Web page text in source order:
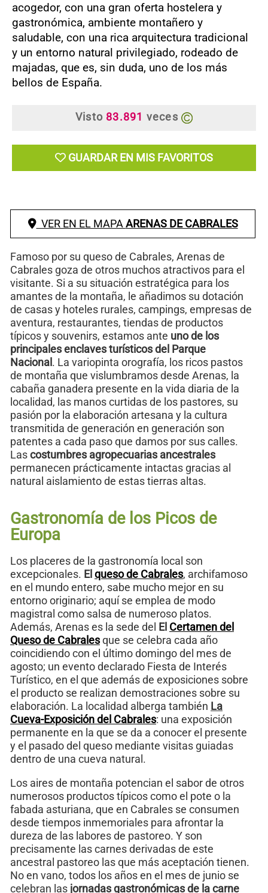
acogedor, con una gran oferta hostelera y
gastronómica, ambiente montañero y
saludable, con una rica arquitectura tradicional
y un entorno natural privilegiado, rodeado de
majadas, que es, sin duda, uno de los más
bellos de España.
Visto 83.891 veces
GUARDAR EN MIS FAVORITOS
VER EN EL MAPA ARENAS DE CABRALES
Famoso por su queso de Cabrales, Arenas de
Cabrales goza de otros muchos atractivos para el
visitante. Si a su situación estratégica para los
amantes de la montaña, le añadimos su dotación
de casas y hoteles rurales, campings, empresas de
aventura, restaurantes, tiendas de productos
típicos y souvenirs, estamos ante uno de los
principales enclaves turísticos del Parque
Nacional . La variopinta orografía, los ricos pastos
de montaña que vislumbramos desde Arenas, la
cabaña ganadera presente en la vida diaria de la
localidad, las manos curtidas de los pastores, su
pasión por la elaboración artesana y la cultura
transmitida de generación en generación son
patentes a cada paso que damos por sus calles.
Lascostumbres agropecuarias ancestrales
permanecen prácticamente intactas gracias al
natural aislamiento de estas tierras altas.
Gastronomía de los Picos de
Europa
Los placeres de la gastronomía local son
excepcionales. El queso de Cabrales, archifamoso
en el mundo entero, sabe mucho mejor en su
entorno originario; aquí se emplea de modo
magistral como salsa de numeroso platos.
Además, Arenas es la sede del El Certamen del
Queso de Cabralesque se celebra cada año
coincidiendo con el último domingo del mes de
agosto; un evento declarado Fiesta de Interés
Turístico, en el que además de exposiciones sobre
el producto se realizan demostraciones sobre su
elaboración. La localidad alberga también La
Cueva-Exposición del Cabrales: una exposición
permanente en la que se da a conocer el presente
y el pasado del queso mediante visitas guiadas
dentro de una cueva natural.
Los aires de montaña potencian el sabor de otros
numerosos productos típicos como el pote o la
fabada asturiana, que en Cabrales se consumen
desde tiempos inmemoriales para afrontar la
dureza de las labores de pastoreo. Y son
precisamente las carnes derivadas de este
ancestral pastoreo las que más aceptación tienen.
No en vano, todos los años en el mes de junio se
celebran las jornadas gastronómicas de la carne